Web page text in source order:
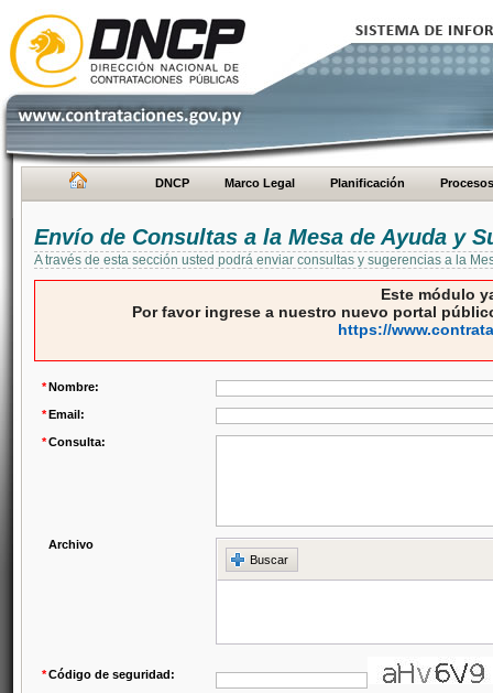
DNCP Marco Legal Planificación Procesos
Envío de Consultas a la Mesa de Ayuda y
A través de esta sección usted podrá enviar consultas y sugerencias a la
Este módulo
Por favor ingrese a nuestro nuevo portal
https://
*Nombre:
*Email:
*Consulta:
Archivo
Buscar
*Código de seguridad: